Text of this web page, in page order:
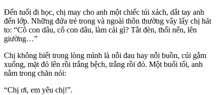
Đến tuổi đi học, chị may cho anh một chiếc túi xách, dắt tay anh
đến lớp. Những đứa trẻ trong và ngoài thôn thường vây lấy chị hát
to: “Cô con dâu, cô con dâu, làm cái gì? Tắt đèn, thổi nến, lên
giường…”
Chị không biết trong lòng mình là nỗi đau hay nỗi buồn, cúi gằm
xuống, mặt đỏ lên rồi trắng bệch, trắng rồi đỏ. Một buổi tối, anh
nằm trong chăn nói:
“Chị ơi, em yêu chị!”.